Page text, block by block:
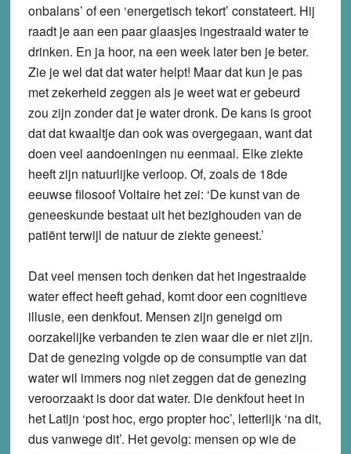
onbalans’ of een ‘energetisch tekort’ constateert. Hij
raadt je aan een paar glaasjes ingestraald water te
drinken. En ja hoor, na een week later ben je beter.
Zie je wel dat dat water helpt! Maar dat kun je pas
met zekerheid zeggen als je weet wat er gebeurd
zou zijn zonder dat je water dronk. De kans is groot
dat dat kwaaltje dan ook was overgegaan, want dat
doen veel aandoeningen nu eenmaal. Elke ziekte
heeft zijn natuurlijke verloop. Of, zoals de 18de
eeuwse filosoof Voltaire het zei: ‘De kunst van de
geneeskunde bestaat uit het bezighouden van de
patiënt terwijl de natuur de ziekte geneest.’
Dat veel mensen toch denken dat het ingestraalde
water effect heeft gehad, komt door een cognitieve
illusie, een denkfout. Mensen zijn geneigd om
oorzakelijke verbanden te zien waar die er niet zijn.
Dat de genezing volgde op de consumptie van dat
water wil immers nog niet zeggen dat de genezing
veroorzaakt is door dat water. Die denkfout heet in
het Latijn ‘post hoc, ergo propter hoc’, letterlijk ‘na dit,
dus vanwege dit’. Het gevolg: mensen op wie de